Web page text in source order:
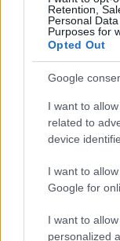
Retention,
Personal
Purposes for
Opted Out
Google
I want to
related to
device
I want to
Google for
I want to
personalized